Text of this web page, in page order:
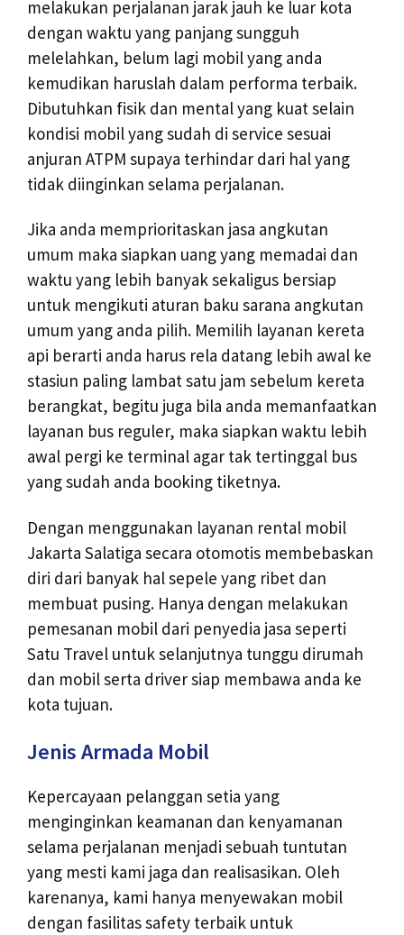
melakukan perjalanan jarak jauh ke luar kota
dengan waktu yang panjang sungguh
melelahkan, belum lagi mobil yang anda
kemudikan haruslah dalam performa terbaik.
Dibutuhkan fisik dan mental yang kuat selain
kondisi mobil yang sudah di service sesuai
anjuran ATPM supaya terhindar dari hal yang
tidak diinginkan selama perjalanan.
Jika anda memprioritaskan jasa angkutan
umum maka siapkan uang yang memadai dan
waktu yang lebih banyak sekaligus bersiap
untuk mengikuti aturan baku sarana angkutan
umum yang anda pilih. Memilih layanan kereta
api berarti anda harus rela datang lebih awal ke
stasiun paling lambat satu jam sebelum kereta
berangkat, begitu juga bila anda memanfaatkan
layanan bus reguler, maka siapkan waktu lebih
awal pergi ke terminal agar tak tertinggal bus
yang sudah anda booking tiketnya.
Dengan menggunakan layanan rental mobil
Jakarta Salatiga secara otomotis membebaskan
diri dari banyak hal sepele yang ribet dan
membuat pusing. Hanya dengan melakukan
pemesanan mobil dari penyedia jasa seperti
Satu Travel untuk selanjutnya tunggu dirumah
dan mobil serta driver siap membawa anda ke
kota tujuan.
Jenis Armada Mobil
Kepercayaan pelanggan setia yang
menginginkan keamanan dan kenyamanan
selama perjalanan menjadi sebuah tuntutan
yang mesti kami jaga dan realisasikan. Oleh
karenanya, kami hanya menyewakan mobil
dengan fasilitas safety terbaik untuk